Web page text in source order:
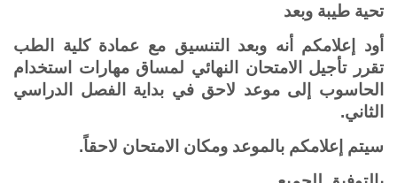
تحية طيبة وبعد
أود إعلامكم أنه وبعد التنسيق مع عمادة كلية الطب
تقرر تأجيل الامتحان النهائي لمساق مهارات استخدام
الحاسوب إلى موعد لاحق في بداية الفصل الدراسي
الثاني.
سيتم إعلامكم بالموعد ومكان الامتحان لاحقاً.